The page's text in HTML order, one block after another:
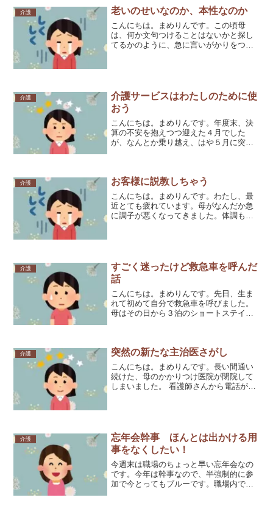
介護 老いのせいなのか、本性なのか
こんにちは。まめりんです。この頃母
は、何か文句つけることはないかと探し
てるかのように、急に言いがかりをつけ
介護
介護サービスはわたしのために使
おう
こんにちは。まめりんです。年度末、決
算の不安を抱えつつ迎えた４月でした
が、なんとか乗り越え、はや５月に突入
てやるつもりでいました。最...
介護 お客様に説教しちゃう
こんにちは。まめりんです。わたし、最
近とても疲れています。母がなんだか急
に調子が悪くなってきました。体調もそ
介護
すごく迷ったけど救急車を呼んだ
話
こんにちは。まめりんです。先日、生ま
れて初めて自分で救急車を呼びました。
母はその日から３泊のショートステイの
うことは理解していたので...
介護 突然の新たな主治医さがし
こんにちは。まめりんです。長い間通い
続けた、母のかかりつけ医院が閉院して
しまいました。 看護師さんから電話があ
介護
忘年会幹事 ほんとは出かける用
事をなくしたい！
今週末は職場のちょっと早い忘年会なの
です。今年は幹事なので、半強制的に参
加で今とってもブルーです。職場内では